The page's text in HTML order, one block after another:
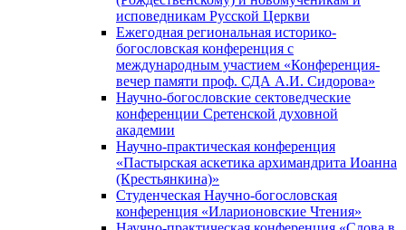
исповедникам Русской Церкви
Ежегодная региональная историко-
богословская конференция с
международным участием «Конференция-
вечер памяти проф. СДА А.И. Сидорова»
Научно-богословские сектоведческие
конференции Сретенской духовной
академии
Научно-практическая конференция
«Пастырская аскетика архимандрита Иоанна
(Крестьянкина)»
Студенческая Научно-богословская
конференция «Иларионовские Чтения»